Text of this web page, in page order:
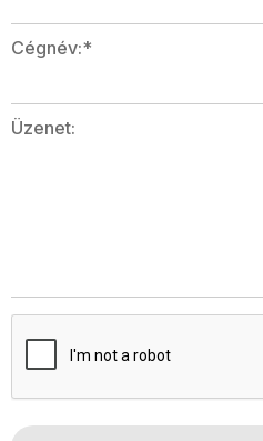
Cégnév:*
Üzenet: